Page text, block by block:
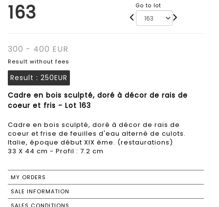
163 Go to lot
300 - 400 EUR
Result without fees
Result : 250EUR
Cadre en bois sculpté, doré à décor de rais de
coeur et fris - Lot 163
Cadre en bois sculpté, doré à décor de rais de
coeur et frise de feuilles d'eau alterné de culots.
Italie, époque début XIX ème. (restaurations)
33 X 44 cm - Profil : 7.2 cm
MY ORDERS
SALE INFORMATION